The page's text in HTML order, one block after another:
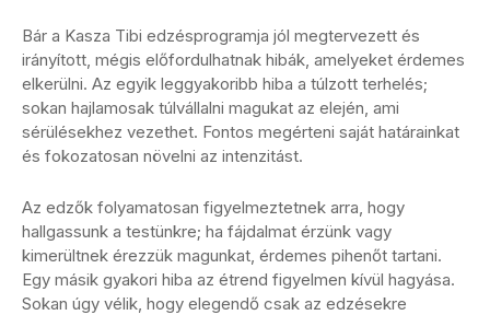
Bár a Kasza Tibi edzésprogramja jól megtervezett és
irányított, mégis előfordulhatnak hibák, amelyeket érdemes
elkerülni. Az egyik leggyakoribb hiba a túlzott terhelés;
sokan hajlamosak túlvállalni magukat az elején, ami
sérülésekhez vezethet. Fontos megérteni saját határainkat
és fokozatosan növelni az intenzitást.
Az edzők folyamatosan figyelmeztetnek arra, hogy
hallgassunk a testünkre; ha fájdalmat érzünk vagy
kimerültnek érezzük magunkat, érdemes pihenőt tartani.
Egy másik gyakori hiba az étrend figyelmen kívül hagyása.
Sokan úgy vélik, hogy elegendő csak az edzésekre